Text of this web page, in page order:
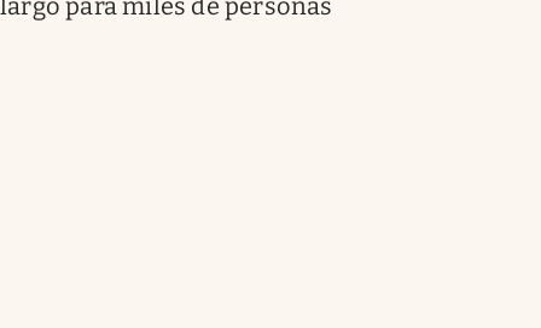
largo para miles de personas